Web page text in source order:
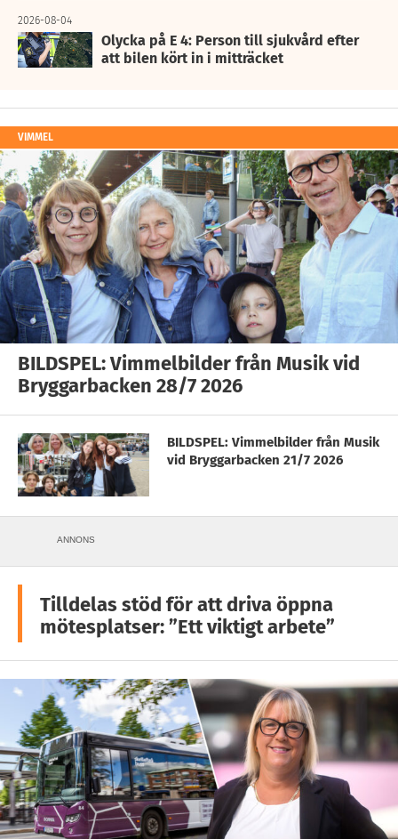
2026-08-04
Olycka på E 4: Person till sjukvård efter
att bilen kört in i mitträcket
VIMMEL
BILDSPEL: Vimmelbilder från Musik vid
Bryggarbacken 28/7 2026
BILDSPEL: Vimmelbilder från Musik
vid Bryggarbacken 21/7 2026
ANNONS
Tilldelas stöd för att driva öppna
mötesplatser: ”Ett viktigt arbete”